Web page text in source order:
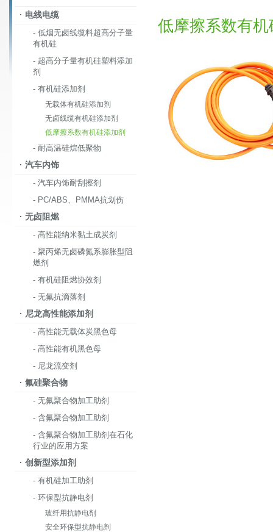
· 电线电缆
- 低烟无卤线缆料超高分子量
有机硅
- 超高分子量有机硅塑料添加
剂
- 有机硅添加剂
无载体有机硅添加剂
无卤线缆有机硅添加剂
低摩擦系数有机硅添加剂
- 耐高温硅烷低聚物
· 汽车内饰
- 汽车内饰耐刮擦剂
- PC/ABS、PMMA抗划伤
· 无卤阻燃
- 高性能纳米黏土成炭剂
- 聚丙烯无卤磷氮系膨胀型阻
燃剂
- 有机硅阻燃协效剂
- 无氟抗滴落剂
· 尼龙高性能添加剂
- 高性能无载体炭黑色母
- 高性能有机黑色母
- 尼龙流变剂
· 氟硅聚合物
- 无氟聚合物加工助剂
- 含氟聚合物加工助剂
- 含氟聚合物加工助剂在石化
行业的应用方案
· 创新型添加剂
- 有机硅加工助剂
- 环保型抗静电剂
玻纤用抗静电剂
安全环保型抗静电剂
低摩擦系数有